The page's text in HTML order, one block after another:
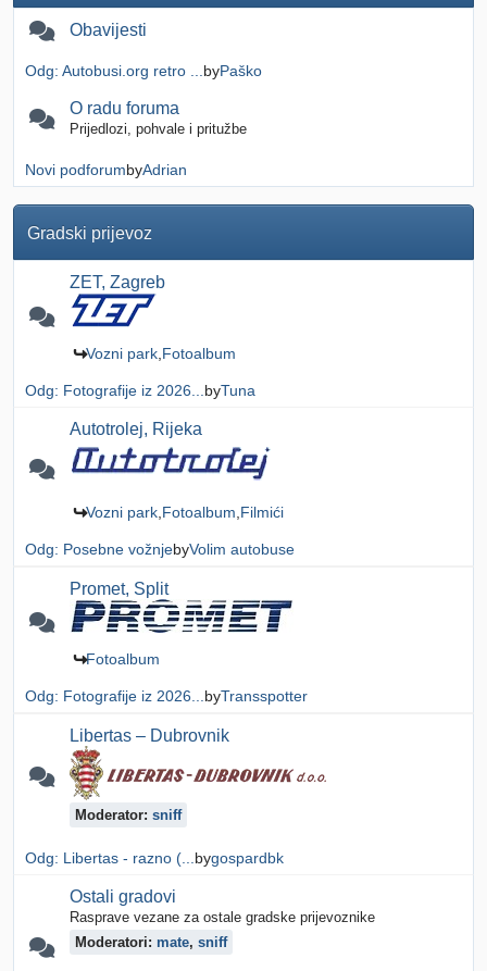
Obavijesti
Odg: Autobusi.org retro ... byPaško
O radu foruma
Prijedlozi, pohvale i pritužbe
Novi podforumbyAdrian
Gradski prijevoz
ZET, Zagreb
Vozni park Fotoalbum
Odg: Fotografije iz 2026... byTuna
Autotrolej, Rijeka
Vozni park Fotoalbum Filmići
Odg: Posebne vožnjebyVolim autobuse
Promet, Split
Fotoalbum
Odg: Fotografije iz 2026... byTransspotter
Libertas – Dubrovnik
Moderator: sniff
Odg: Libertas - razno (... bygospardbk
Ostali gradovi
Rasprave vezane za ostale gradske prijevoznike
Moderatori: mate, sniff